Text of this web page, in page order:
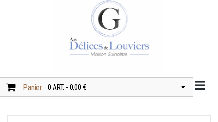
Panier: 0 ART. - 0,00 €